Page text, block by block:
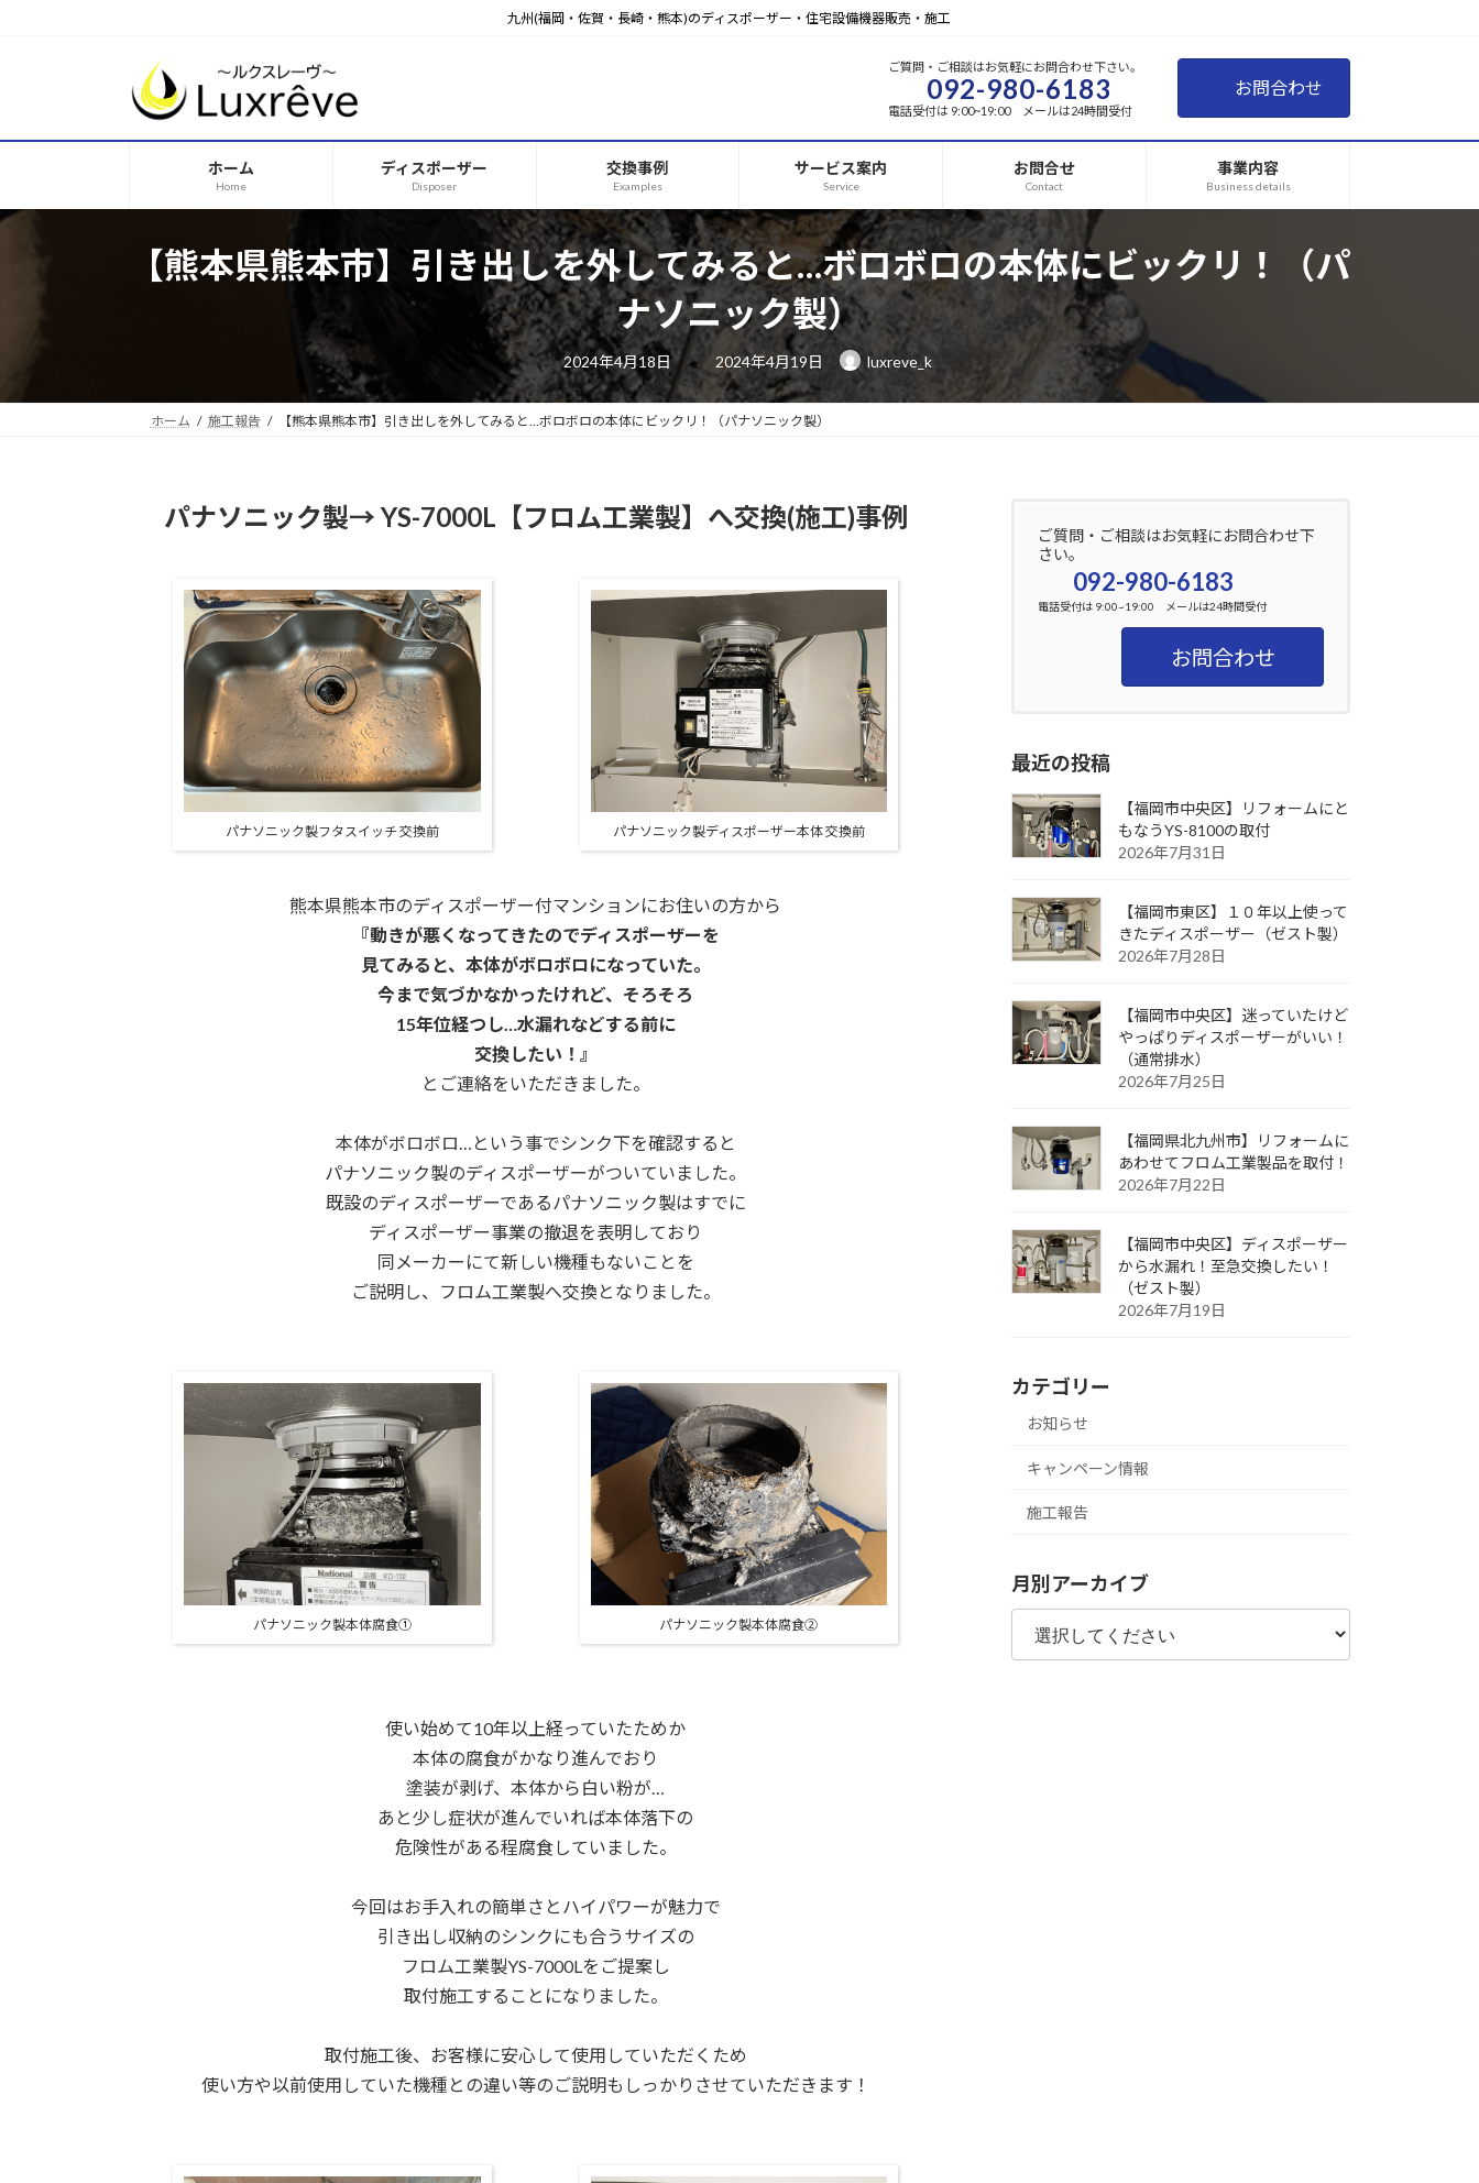
へ
ッ
ョ
移
九州(福岡・佐賀・長崎・熊本)のディスポーザー・住宅設備機器販売・施工
ご質問・ご相談はお気軽にお問合わせ下さい。
092-980-6183
電話受付は 9:00~19:00 メールは24時間受付
お問合わせ
ホーム
Home
ディスポーザー
Disposer
交換事例
Examples
サービス案内
Service
お問合せ
Contact
事業内容
Business details
【熊本県熊本市】引き出しを外してみると…ボロボロの本体にビックリ！（パ
ナソニック製）
2024年4月18日
最
終
更
新
日
時
2024年4月19日 luxreve_k
ホーム 施工報告 【熊本県熊本市】引き出しを外してみると…ボロボロの本体にビックリ！（パナソニック製）
パナソニック製→ YS-7000L【フロム工業製】へ交換(施工)事例
パナソニック製フタスイッチ 交換前 パナソニック製ディスポーザー本体 交換前
熊本県熊本市のディスポーザー付マンションにお住いの方から
『動きが悪くなってきたのでディスポーザーを
見てみると、本体がボロボロになっていた。
今まで気づかなかったけれど、そろそろ
15年位経つし…水漏れなどする前に
交換したい！』
とご連絡をいただきました。
本体がボロボロ…という事でシンク下を確認すると
パナソニック製のディスポーザーがついていました。
既設のディスポーザーであるパナソニック製はすでに
ディスポーザー事業の撤退を表明しており
同メーカーにて新しい機種もないことを
ご説明し、フロム工業製へ交換となりました。
パナソニック製本体腐食① パナソニック製本体腐食②
使い始めて10年以上経っていたためか
本体の腐食がかなり進んでおり
塗装が剥げ、本体から白い粉が…
あと少し症状が進んでいれば本体落下の
危険性がある程腐食していました。
今回はお手入れの簡単さとハイパワーが魅力で
引き出し収納のシンクにも合うサイズの
フロム工業製YS-7000Lをご提案し
取付施工することになりました。
取付施工後、お客様に安心して使用していただくため
使い方や以前使用していた機種との違い等の ご説明もしっかりさせていただきます！
ご質問・ご相談はお気軽にお問合わせ下
さい。
092-980-6183
電話受付は 9:00~19:00 メールは24時間受付
お問合わせ
最近の投稿
【福岡市中央区】リフォームにと
もなうYS-8100の取付
2026年7月31日
【福岡市東区】１０年以上使って
きたディスポーザー（ゼスト製）
2026年7月28日
【福岡市中央区】迷っていたけど
やっぱりディスポーザーがいい！
（通常排水）
2026年7月25日
【福岡県北九州市】リフォームに
あわせてフロム工業製品を取付！
2026年7月22日
【福岡市中央区】ディスポーザー
から水漏れ！至急交換したい！
（ゼスト製）
2026年7月19日
カテゴリー
お知らせ
キャンペーン情報
施工報告
月別アーカイブ